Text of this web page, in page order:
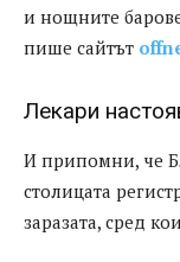
и нощните
пише сайтът
Лекари
И припомни, че
столицата
заразата, сред